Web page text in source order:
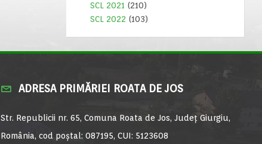
SCL 2021 (210)
SCL 2022 (103)
ADRESA PRIMĂRIEI ROATA DE JOS
Str. Republicii nr. 65, Comuna Roata de Jos, Județ Giurgiu,
România, cod poștal: 087195, CUI: 5123608